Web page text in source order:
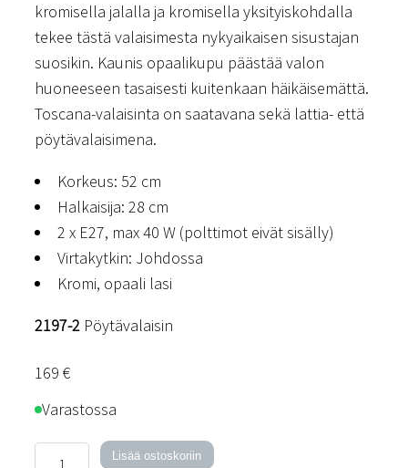
kromisella jalalla ja kromisella yksityiskohdalla
tekee tästä valaisimesta nykyaikaisen sisustajan
suosikin. Kaunis opaalikupu päästää valon
huoneeseen tasaisesti kuitenkaan häikäisemättä.
Toscana-valaisinta on saatavana sekä lattia- että
pöytävalaisimena.
Korkeus: 52 cm
Halkaisija: 28 cm
2 x E27, max 40 W (polttimot eivät sisälly)
Virtakytkin: Johdossa
Kromi, opaali lasi
2197-2 Pöytävalaisin
169 €
Varastossa
Lisää ostoskoriin